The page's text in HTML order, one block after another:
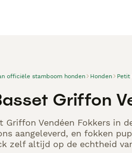
officiële stamboom honden Honden Petit
Griffon
Griffon Vendéen Fokkers in
aangeleverd, en fokken
zelf altijd op de echtheid